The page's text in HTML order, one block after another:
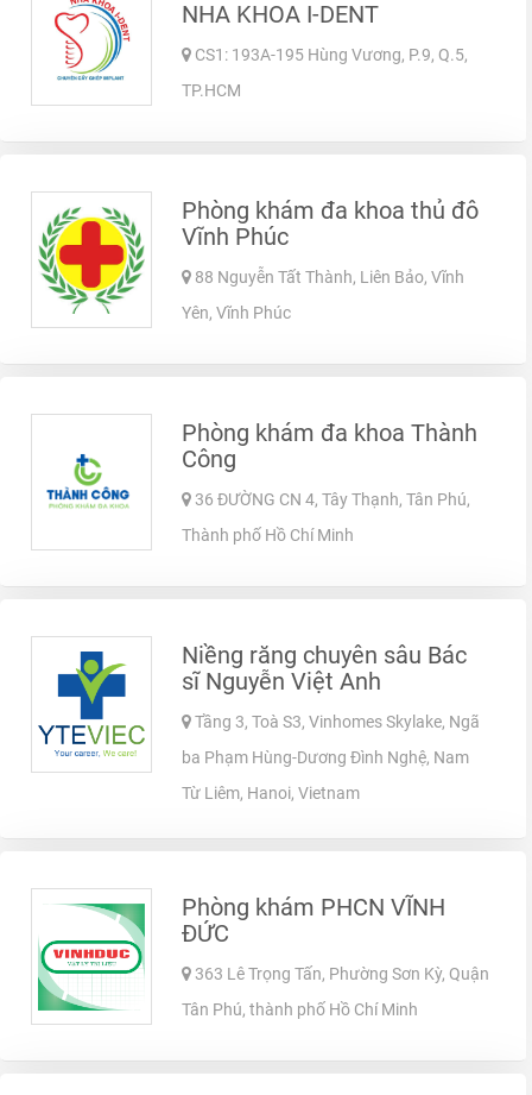
NHA KHOA I-DENT
CS1: 193A-195 Hùng Vương, P.9, Q.5,
TP.HCM
Phòng khám đa khoa thủ đô
Vĩnh Phúc
88 Nguyễn Tất Thành, Liên Bảo, Vĩnh
Yên, Vĩnh Phúc
Phòng khám đa khoa Thành
Công
36 ĐƯỜNG CN 4, Tây Thạnh, Tân Phú,
Thành phố Hồ Chí Minh
Niềng răng chuyên sâu Bác
sĩ Nguyễn Việt Anh
Tầng 3, Toà S3, Vinhomes Skylake, Ngã
ba Phạm Hùng-Dương Đình Nghệ, Nam
Từ Liêm, Hanoi, Vietnam
Phòng khám PHCN VĨNH
ĐỨC
363 Lê Trọng Tấn, Phường Sơn Kỳ, Quận
Tân Phú, thành phố Hồ Chí Minh